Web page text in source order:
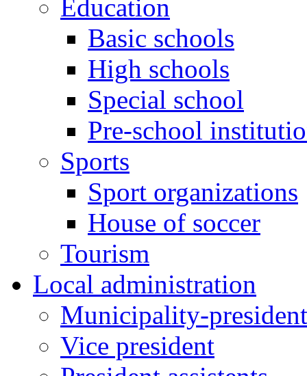
Education
Basic schools
High schools
Special school
Pre-school
Sports
Sport organizations
House of soccer
Tourism
Local administration
Municipality-president
Vice president